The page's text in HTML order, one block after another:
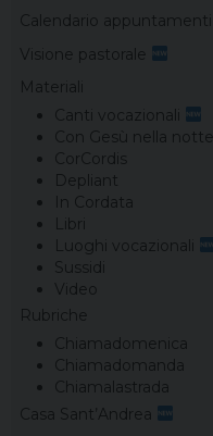
Calendario appuntamenti
Visione pastorale
Materiali
Canti vocazionali
Con Gesù nella notte
CorCordis
Depliant
In Cordata
Libri
Luoghi vocazionali
Sussidi
Video
Rubriche
Chiamadomenica
Chiamadomanda
Chiamalastrada
Casa Sant’Andrea